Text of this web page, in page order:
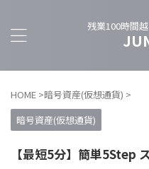
残業100時間
HOME >暗号資産(仮想通貨) >
暗号資産(仮想通貨)
【最短5分】簡単5Step